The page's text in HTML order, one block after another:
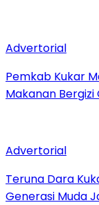
Advertorial
Pemkab Kukar
Makanan Bergizi
Advertorial
Teruna Dara
Generasi Muda